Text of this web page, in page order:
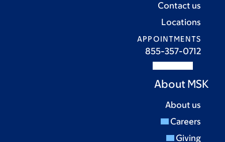
Contact us
Locations
APPOINTMENTS
855-357-0712
About MSK
About us
Careers
Giving